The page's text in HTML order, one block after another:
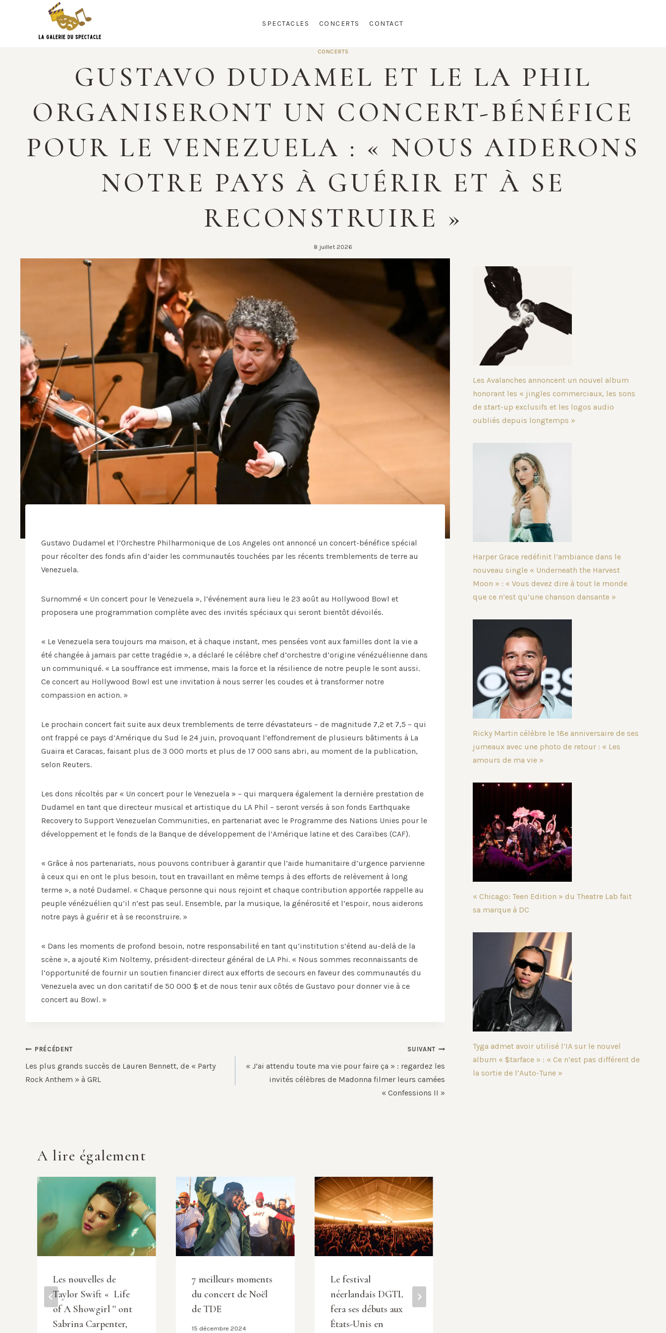
SPECTACLES CONCERTS CONTACT
CONCERTS
GUSTAVO DUDAMEL ET LE LA PHIL
ORGANISERONT UN CONCERT-BÉNÉFICE
POUR LE VENEZUELA : « NOUS AIDERONS
NOTRE PAYS À GUÉRIR ET À SE
RECONSTRUIRE »
8 juillet 2026
Gustavo Dudamel et l’Orchestre Philharmonique de Los Angeles ont annoncé un concert-bénéfice spécial
pour récolter des fonds afin d’aider les communautés touchées par les récents tremblements de terre au
Venezuela.
Surnommé « Un concert pour le Venezuela », l’événement aura lieu le 23 août au Hollywood Bowl et
proposera une programmation complète avec des invités spéciaux qui seront bientôt dévoilés.
« Le Venezuela sera toujours ma maison, et à chaque instant, mes pensées vont aux familles dont la vie a
été changée à jamais par cette tragédie », a déclaré le célèbre chef d’orchestre d’origine vénézuélienne dans
un communiqué. « La souffrance est immense, mais la force et la résilience de notre peuple le sont aussi.
Ce concert au Hollywood Bowl est une invitation à nous serrer les coudes et à transformer notre
compassion en action. »
Le prochain concert fait suite aux deux tremblements de terre dévastateurs – de magnitude 7,2 et 7,5 – qui
ont frappé ce pays d’Amérique du Sud le 24 juin, provoquant l’effondrement de plusieurs bâtiments à La
Guaira et Caracas, faisant plus de 3 000 morts et plus de 17 000 sans abri, au moment de la publication,
selon Reuters.
Les dons récoltés par « Un concert pour le Venezuela » – qui marquera également la dernière prestation de
Dudamel en tant que directeur musical et artistique du LA Phil – seront versés à son fonds Earthquake
Recovery to Support Venezuelan Communities, en partenariat avec le Programme des Nations Unies pour le
développement et le fonds de la Banque de développement de l’Amérique latine et des Caraïbes (CAF).
« Grâce à nos partenariats, nous pouvons contribuer à garantir que l’aide humanitaire d’urgence parvienne
à ceux qui en ont le plus besoin, tout en travaillant en même temps à des efforts de relèvement à long
terme », a noté Dudamel. « Chaque personne qui nous rejoint et chaque contribution apportée rappelle au
peuple vénézuélien qu’il n’est pas seul. Ensemble, par la musique, la générosité et l’espoir, nous aiderons
notre pays à guérir et à se reconstruire. »
« Dans les moments de profond besoin, notre responsabilité en tant qu’institution s’étend au-delà de la
scène », a ajouté Kim Noltemy, président-directeur général de LA Phi. « Nous sommes reconnaissants de
l’opportunité de fournir un soutien financier direct aux efforts de secours en faveur des communautés du
Venezuela avec un don caritatif de 50 000 $ et de nous tenir aux côtés de Gustavo pour donner vie à ce
concert au Bowl. »
Navigation
de
l’article
PRÉCÉDENT
Les plus grands succès de Lauren Bennett, de « Party
Rock Anthem » à GRL
SUIVANT
« J’ai attendu toute ma vie pour faire ça » : regardez les
invités célèbres de Madonna filmer leurs camées
« Confessions II »
A lire également
Les nouvelles de
Taylor Swift « Life
of A Showgirl '' ont
Sabrina Carpenter,
7 meilleurs moments
du concert de Noël
de TDE
15 décembre 2024
Le festival
néerlandais DGTL
fera ses débuts aux
États-Unis en
Les Avalanches annoncent un nouvel album
honorant les « jingles commerciaux, les sons
de start-up exclusifs et les logos audio
oubliés depuis longtemps »
Harper Grace redéfinit l’ambiance dans le
nouveau single « Underneath the Harvest
Moon » : « Vous devez dire à tout le monde
que ce n’est qu’une chanson dansante »
Ricky Martin célèbre le 18e anniversaire de ses
jumeaux avec une photo de retour : « Les
amours de ma vie »
« Chicago: Teen Edition » du Theatre Lab fait
sa marque à DC
Tyga admet avoir utilisé l’IA sur le nouvel
album « $tarface » : « Ce n’est pas différent de
la sortie de l’Auto-Tune »